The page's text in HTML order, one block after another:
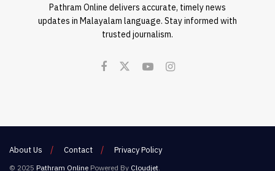
Pathram Online delivers accurate, timely news
updates in Malayalam language. Stay informed with
trusted journalism.
About Us Contact Privacy Policy
© 2025 Pathram Online Powered By Cloudjet